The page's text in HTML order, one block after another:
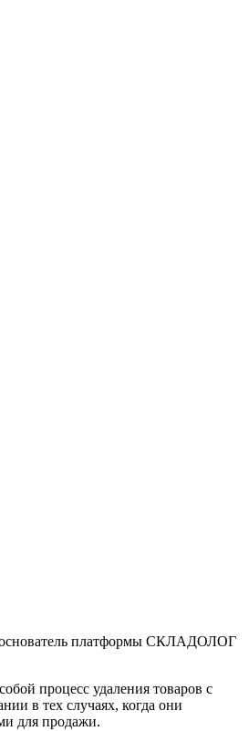
основатель платформы СКЛАДОЛОГ
процесс удаления товаров с
в тех случаях, когда они
для продажи.